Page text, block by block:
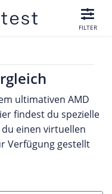
FILTER
ultimativen AMD
findest du spezielle
einen virtuellen
Verfügung gestellt